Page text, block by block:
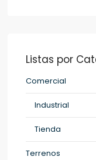
Listas por
Comercial
Industrial
Tienda
Terrenos